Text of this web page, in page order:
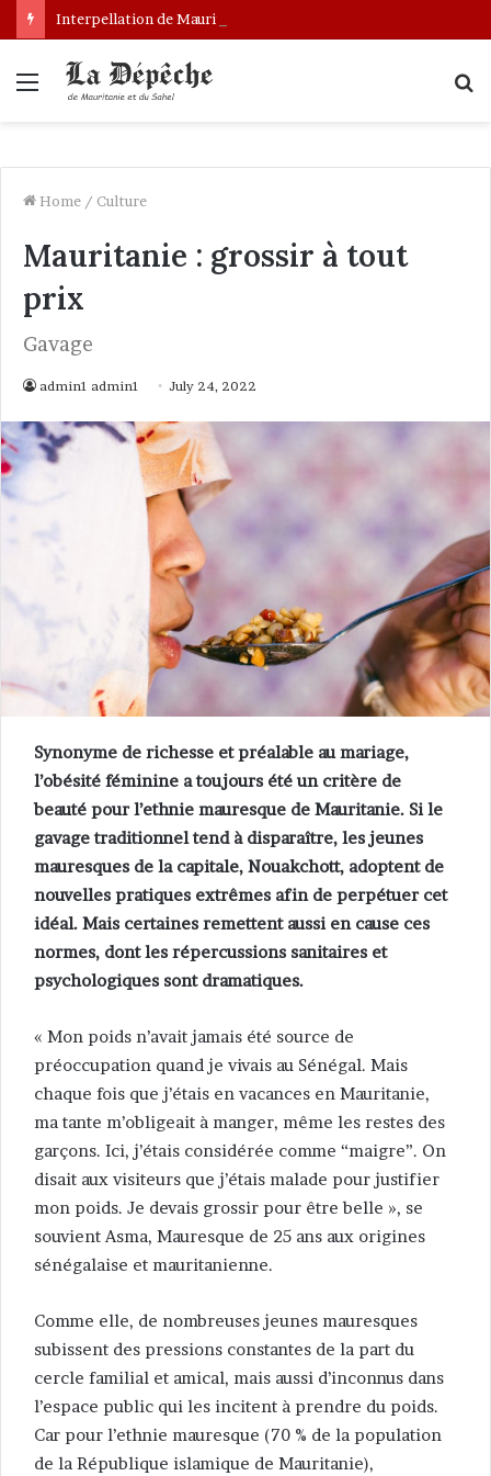
Menu
Home / Culture
Mauritanie : grossir à tout
prix
Gavage
admin1 admin1 July 24, 2022
Synonyme de richesse et préalable au mariage,
l’obésité féminine a toujours été un critère de
beauté pour l’ethnie mauresque de Mauritanie. Si le
gavage traditionnel tend à disparaître, les jeunes
mauresques de la capitale, Nouakchott, adoptent de
nouvelles pratiques extrêmes afin de perpétuer cet
idéal. Mais certaines remettent aussi en cause ces
normes, dont les répercussions sanitaires et
psychologiques sont dramatiques.
« Mon poids n’avait jamais été source de
préoccupation quand je vivais au Sénégal. Mais
chaque fois que j’étais en vacances en Mauritanie,
ma tante m’obligeait à manger, même les restes des
garçons. Ici, j’étais considérée comme “maigre”. On
disait aux visiteurs que j’étais malade pour justifier
mon poids. Je devais grossir pour être belle », se
souvient Asma, Mauresque de 25 ans aux origines
sénégalaise et mauritanienne.
Comme elle, de nombreuses jeunes mauresques
subissent des pressions constantes de la part du
cercle familial et amical, mais aussi d’inconnus dans
l’espace public qui les incitent à prendre du poids.
Car pour l’ethnie mauresque (70 % de la population
de la République islamique de Mauritanie),